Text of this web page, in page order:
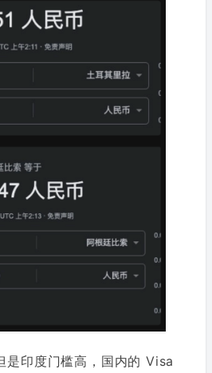
是印度门槛高，国内的 Visa